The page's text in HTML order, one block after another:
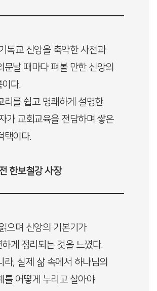
독교 신앙을 축약한 사전과
문날 때마다 펴볼 만한 신앙의
다.
리를 쉽고 명쾌하게 설명한
가 교회교육을 전담하며 쌓은
택이다.
한보철강 사장
으며 신앙의 기본기가
게 정리되는 것을 느꼈다.
라, 실제 삶 속에서 하나님의
를 어떻게 누리고 살아야